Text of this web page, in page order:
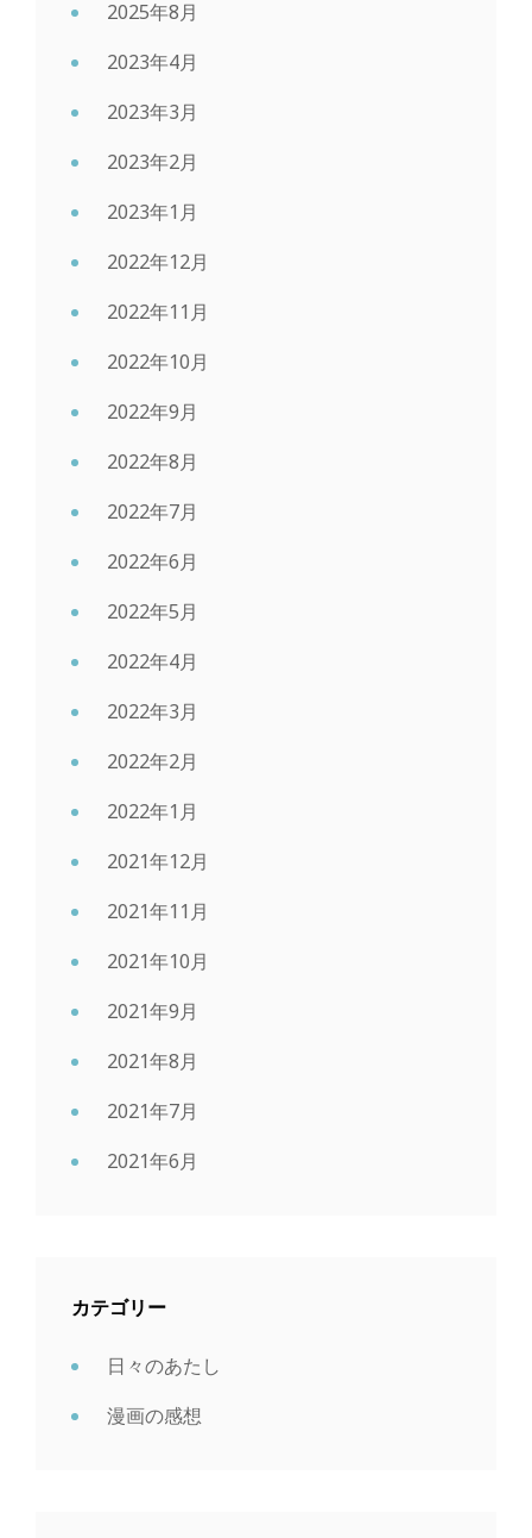
2025年8月
2023年4月
2023年3月
2023年2月
2023年1月
2022年12月
2022年11月
2022年10月
2022年9月
2022年8月
2022年7月
2022年6月
2022年5月
2022年4月
2022年3月
2022年2月
2022年1月
2021年12月
2021年11月
2021年10月
2021年9月
2021年8月
2021年7月
2021年6月
カテゴリー
日々のあたし
漫画の感想